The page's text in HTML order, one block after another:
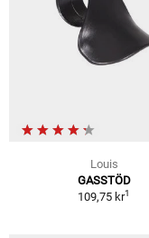
Louis
GASSTÖD
109,75 kr1